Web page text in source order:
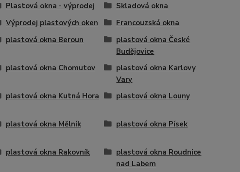
Plastová okna - výprodej
Skladová okna
Výprodej plastových oken
Francouzská okna
plastová okna Beroun
plastová okna České
Budějovice
plastová okna Chomutov
plastová okna Karlovy
Vary
plastová okna Kutná Hora plastová okna Louny
plastová okna Mělník plastová okna Písek
plastová okna Rakovník
plastová okna Roudnice
nad Labem